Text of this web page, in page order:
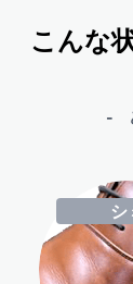
こんな
-
シ